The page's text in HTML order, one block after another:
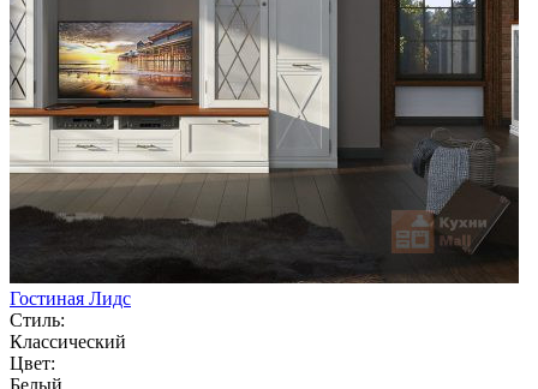
Гостиная Лидс
Стиль:
Классический
Цвет:
Белый